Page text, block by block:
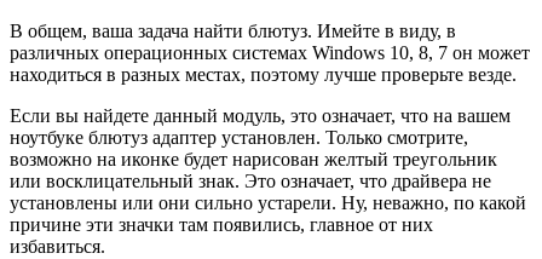
В общем, ваша задача найти блютуз. Имейте в виду, в
различных операционных системах Windows 10, 8, 7 он может
находиться в разных местах, поэтому лучше проверьте везде.
Если вы найдете данный модуль, это означает, что на вашем
ноутбуке блютуз адаптер установлен. Только смотрите,
возможно на иконке будет нарисован желтый треугольник
или восклицательный знак. Это означает, что драйвера не
установлены или они сильно устарели. Ну, неважно, по какой
причине эти значки там появились, главное от них
избавиться.